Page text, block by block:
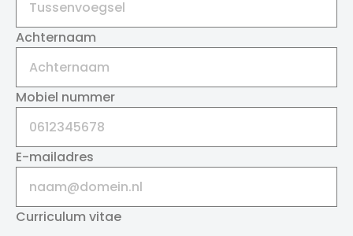
Achternaam
Mobiel nummer
E-mailadres
Curriculum vitae